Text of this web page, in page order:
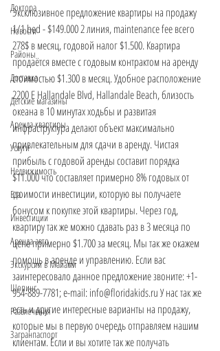
Доктора
Новости
Районы
Доставка
Детские магазины
Аренда квартиры
Услуги
Недвижимость
Еда
Инвестиции
Аренда авто
Экскурсии в Майами
Шопинг
Развлечения
Загранпаспорт
Эксклюзивное предложение квартиры на продажу
1/1 bed - $149.000 2 линия, maintenance fee всего
278$ в месяц, годовой налог $1.500. Квартира
продаётся вместе с годовым контрактом на аренду
стоимостью $1.300 в месяц. Удобное расположение
2200 E Hallandale Blvd, Hallandale Beach, близость
океана в 10 минутах ходьбы и развитая
инфраструктура делают объект максимально
привлекательным для сдачи в аренду. Чистая
прибыль с годовой аренды составит порядка
$11.000 что составляет примерно 8% годовых от
стоимости инвестиции, которую вы получаете
бонусом к покупке этой квартиры. Через год,
квартиру так же можно сдавать раз в 3 месяца по
цене примерно $1.700 за месяц. Мы так же окажем
помощь в аренде и управлению. Если вас
заинтересовало данное предложение звоните: +1-
954-889-7781; e-mail: info@floridakids.ru У нас так же
есть и другие интересные варианты на продажу,
которые мы в первую очередь отправляем нашим
клиентам. Если и вы хотите так же получать